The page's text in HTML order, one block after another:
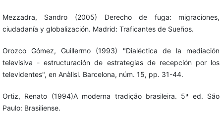
Mezzadra, Sandro (2005) Derecho de fuga: migraciones,
ciudadanía y globalización. Madrid: Traficantes de Sueños.
Orozco Gómez, Guillermo (1993) "Dialéctica de la mediación
televisiva - estructuración de estrategias de recepción por los
televidentes", en Anàlisi. Barcelona, núm. 15, pp. 31-44.
Ortiz, Renato (1994)A moderna tradição brasileira. 5ª ed. São
Paulo: Brasiliense.